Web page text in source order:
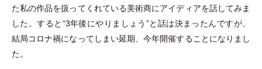
た私の作品を扱ってくれている美術商にアイディアを話してみま
した。すると“3年後にやりましょう”と話は決まったんですが、
結局コロナ禍になってしまい延期、今年開催することになりまし
た。